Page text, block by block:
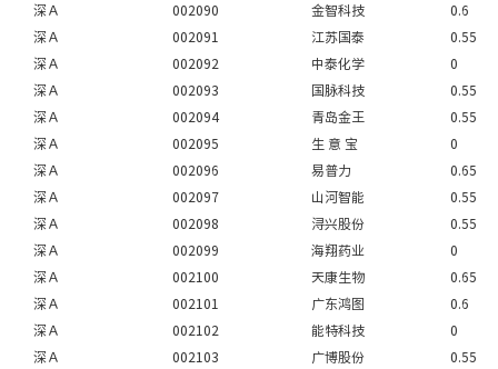
深Ａ
002090 金智科技
0.6
深Ａ
002091 江苏国泰
0.55
深Ａ
002092 中泰化学
0
深Ａ
002093 国脉科技
0.55
深Ａ
002094 青岛金王
0.55
深Ａ
002095 生 意 宝
0
深Ａ
002096 易普力
0.65
深Ａ
002097 山河智能
0.55
深Ａ
002098 浔兴股份
0.55
深Ａ
002099 海翔药业
0
深Ａ
002100 天康生物
0.65
深Ａ
002101 广东鸿图
0.6
深Ａ
002102 能特科技
0
深Ａ
002103 广博股份 0.55